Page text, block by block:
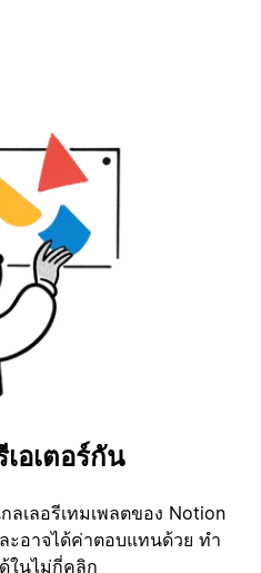
อเตอร์กัน
ลเลอรีเทมเพลตของ Notion
ะอาจได้ค่าตอบแทนด้วย ทำ
ในไม่กี่คลิก